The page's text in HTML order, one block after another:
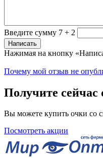
Введите сумму 7 + 2
Нажимая на кнопку
Почему мой отзыв не
Получите сейчас
Вы можете купить очки со
Посмотреть акции